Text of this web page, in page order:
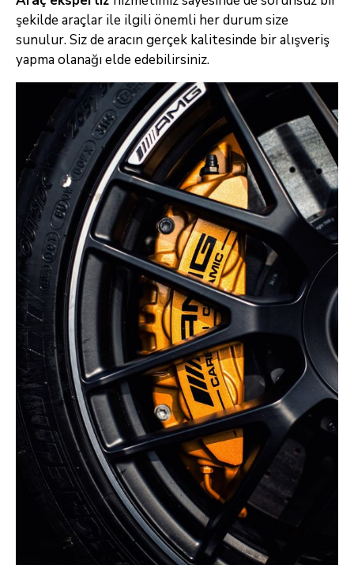
şekilde araçlar ile ilgili önemli her durum size
sunulur. Siz de aracın gerçek kalitesinde bir alışveriş
yapma olanağı elde edebilirsiniz.